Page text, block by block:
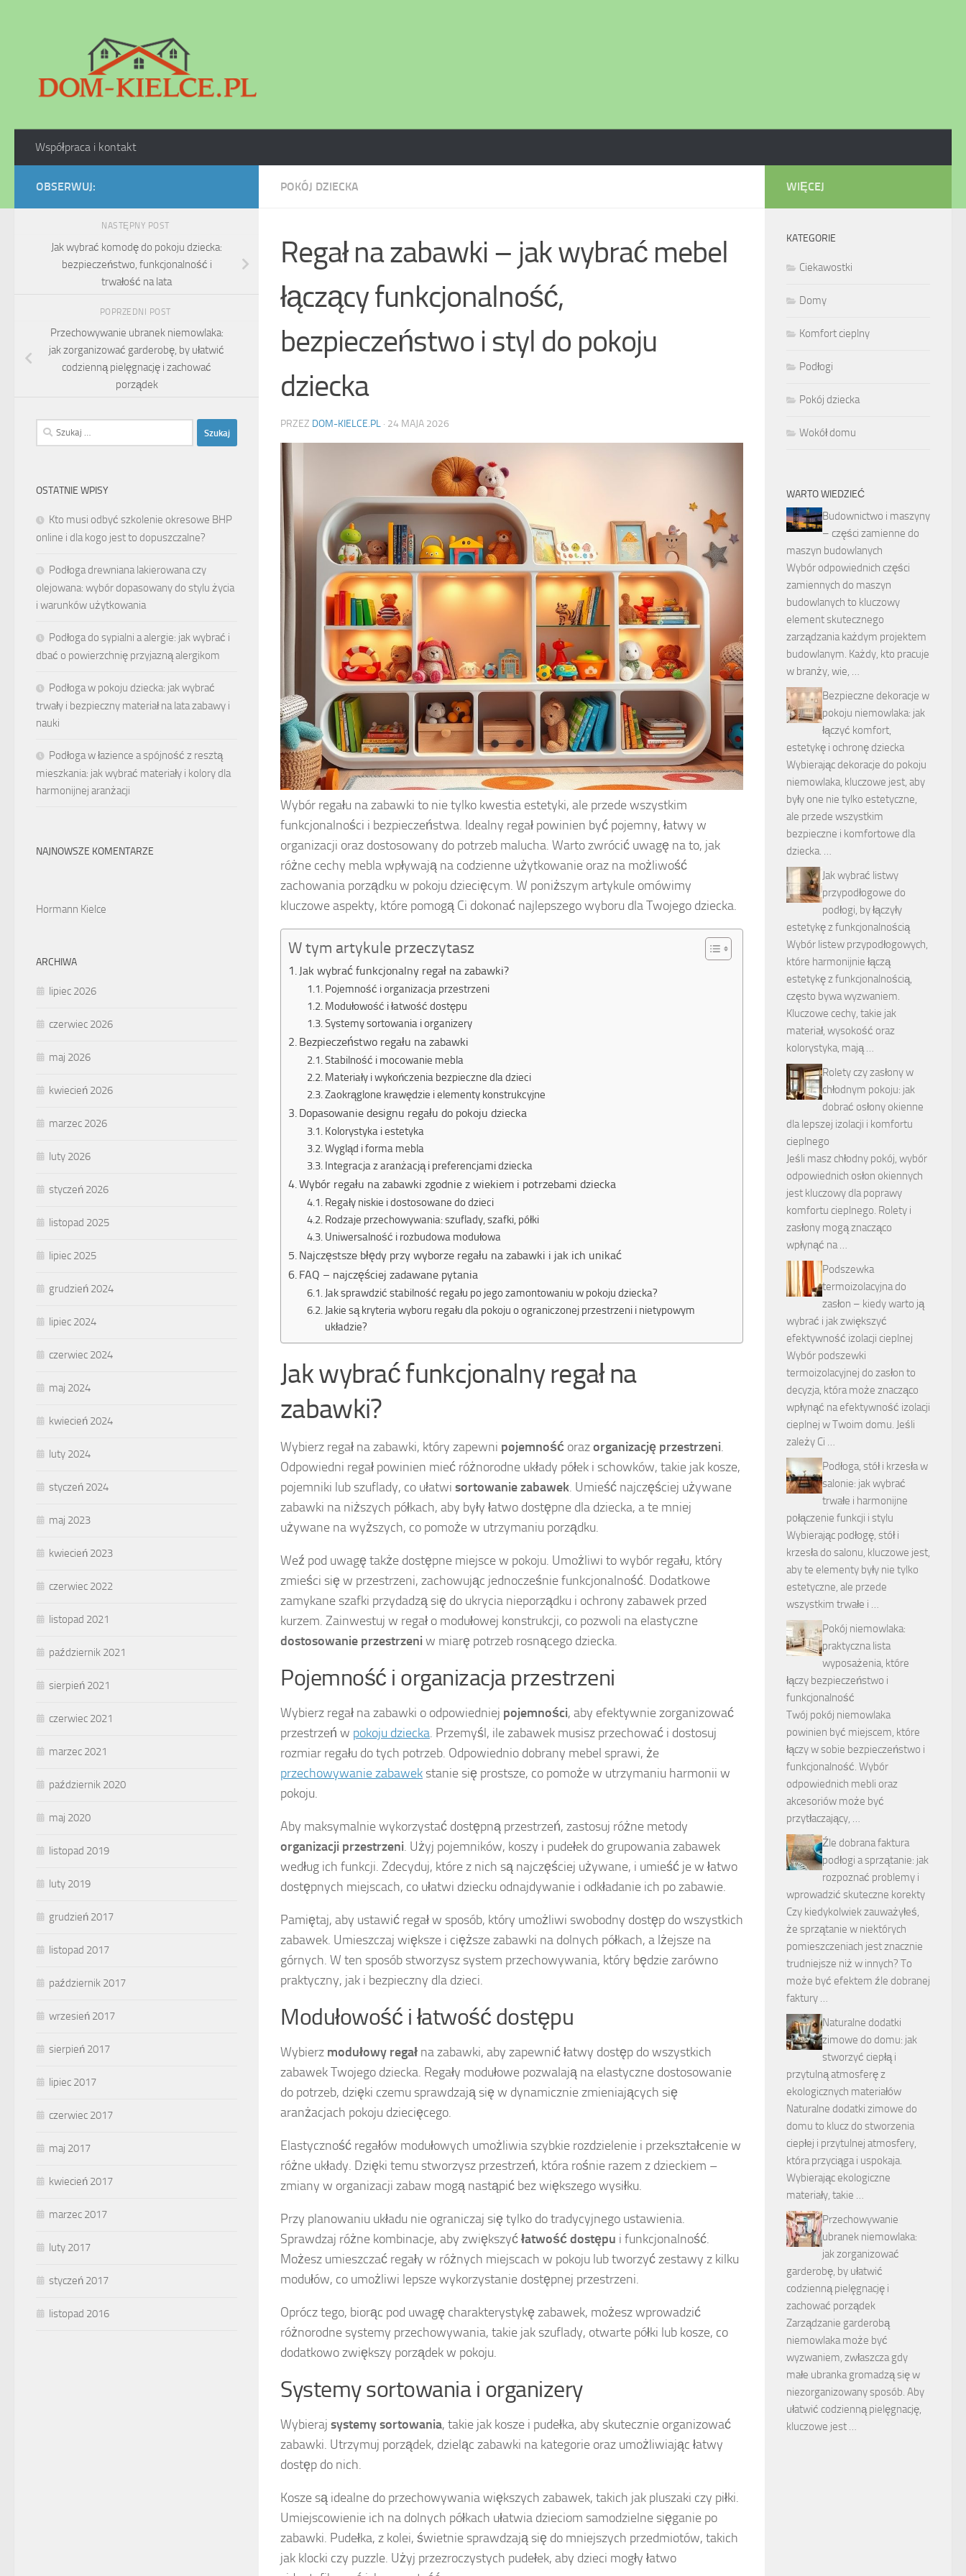
Współpraca i kontakt
POKÓJ DZIECKA
Regał na zabawki – jak wybrać mebel
łączący funkcjonalność,
bezpieczeństwo i styl do pokoju
dziecka
PRZEZ DOM-KIELCE.PL · 24 MAJA 2026
Wybór regału na zabawki to nie tylko kwestia estetyki, ale przede wszystkim
funkcjonalności i bezpieczeństwa. Idealny regał powinien być pojemny, łatwy w
organizacji oraz dostosowany do potrzeb malucha. Warto zwrócić uwagę na to, jak
różne cechy mebla wpływają na codzienne użytkowanie oraz na możliwość
zachowania porządku w pokoju dziecięcym. W poniższym artykule omówimy
kluczowe aspekty, które pomogą Ci dokonać najlepszego wyboru dla Twojego dziecka.
W tym artykule przeczytasz
Jak wybrać funkcjonalny regał na zabawki?
Pojemność i organizacja przestrzeni
Modułowość i łatwość dostępu
Systemy sortowania i organizery
Bezpieczeństwo regału na zabawki
Stabilność i mocowanie mebla
Materiały i wykończenia bezpieczne dla dzieci
Zaokrąglone krawędzie i elementy konstrukcyjne
Dopasowanie designu regału do pokoju dziecka
Kolorystyka i estetyka
Wygląd i forma mebla
Integracja z aranżacją i preferencjami dziecka
Wybór regału na zabawki zgodnie z wiekiem i potrzebami dziecka
Regały niskie i dostosowane do dzieci
Rodzaje przechowywania: szuflady, szafki, półki
Uniwersalność i rozbudowa modułowa
Najczęstsze błędy przy wyborze regału na zabawki i jak ich unikać
FAQ – najczęściej zadawane pytania
Jak sprawdzić stabilność regału po jego zamontowaniu w pokoju dziecka?
Jakie są kryteria wyboru regału dla pokoju o ograniczonej przestrzeni i nietypowym
układzie?
Jak wybrać funkcjonalny regał na
zabawki?
Wybierz regał na zabawki, który zapewni pojemność orazorganizację przestrzeni.
Odpowiedni regał powinien mieć różnorodne układy półek i schowków, takie jak kosze,
pojemniki lub szuflady, co ułatwi sortowanie zabawek. Umieść najczęściej używane
zabawki na niższych półkach, aby były łatwo dostępne dla dziecka, a te mniej
używane na wyższych, co pomoże w utrzymaniu porządku.
Weź pod uwagę także dostępne miejsce w pokoju. Umożliwi to wybór regału, który
zmieści się w przestrzeni, zachowując jednocześnie funkcjonalność. Dodatkowe
zamykane szafki przydadzą się do ukrycia nieporządku i ochrony zabawek przed
kurzem. Zainwestuj w regał o modułowej konstrukcji, co pozwoli na elastyczne
dostosowanie przestrzeni w miarę potrzeb rosnącego dziecka.
Pojemność i organizacja przestrzeni
Wybierz regał na zabawki o odpowiedniej pojemności, aby efektywnie zorganizować
przestrzeń w pokoju dziecka. Przemyśl, ile zabawek musisz przechować i dostosuj
rozmiar regału do tych potrzeb. Odpowiednio dobrany mebel sprawi, że
przechowywanie zabawek stanie się prostsze, co pomoże w utrzymaniu harmonii w
pokoju.
Aby maksymalnie wykorzystać dostępną przestrzeń, zastosuj różne metody
organizacji przestrzeni. Użyj pojemników, koszy i pudełek do grupowania zabawek
według ich funkcji. Zdecyduj, które z nich są najczęściej używane, i umieść je w łatwo
dostępnych miejscach, co ułatwi dziecku odnajdywanie i odkładanie ich po zabawie.
Pamiętaj, aby ustawić regał w sposób, który umożliwi swobodny dostęp do wszystkich
zabawek. Umieszczaj większe i cięższe zabawki na dolnych półkach, a lżejsze na
górnych. W ten sposób stworzysz system przechowywania, który będzie zarówno
praktyczny, jak i bezpieczny dla dzieci.
Modułowość i łatwość dostępu
Wybierz modułowy regał na zabawki, aby zapewnić łatwy dostęp do wszystkich
zabawek Twojego dziecka. Regały modułowe pozwalają na elastyczne dostosowanie
do potrzeb, dzięki czemu sprawdzają się w dynamicznie zmieniających się
aranżacjach pokoju dziecięcego.
Elastyczność regałów modułowych umożliwia szybkie rozdzielenie i przekształcenie w
różne układy. Dzięki temu stworzysz przestrzeń, która rośnie razem z dzieckiem –
zmiany w organizacji zabaw mogą nastąpić bez większego wysiłku.
Przy planowaniu układu nie ograniczaj się tylko do tradycyjnego ustawienia.
Sprawdzaj różne kombinacje, aby zwiększyćłatwość dostępu i funkcjonalność.
Możesz umieszczać regały w różnych miejscach w pokoju lub tworzyć zestawy z kilku
modułów, co umożliwi lepsze wykorzystanie dostępnej przestrzeni.
Oprócz tego, biorąc pod uwagę charakterystykę zabawek, możesz wprowadzić
różnorodne systemy przechowywania, takie jak szuflady, otwarte półki lub kosze, co
dodatkowo zwiększy porządek w pokoju.
Systemy sortowania i organizery
Wybieraj systemy sortowania, takie jak kosze i pudełka, aby skutecznie organizować
zabawki. Utrzymuj porządek, dzieląc zabawki na kategorie oraz umożliwiając łatwy
dostęp do nich.
Kosze są idealne do przechowywania większych zabawek, takich jak pluszaki czy piłki.
Umiejscowienie ich na dolnych półkach ułatwia dzieciom samodzielne sięganie po
zabawki. Pudełka, z kolei, świetnie sprawdzają się do mniejszych przedmiotów, takich
jak klocki czy puzzle. Użyj przezroczystych pudełek, aby dzieci mogły łatwo
OBSERWUJ:
NASTĘPNY POST
Jak wybrać komodę do pokoju dziecka:
bezpieczeństwo, funkcjonalność i
trwałość na lata
POPRZEDNI POST
Przechowywanie ubranek niemowlaka:
jak zorganizować garderobę, by ułatwić
codzienną pielęgnację i zachować
porządek
Szukaj:
OSTATNIE WPISY
Kto musi odbyć szkolenie okresowe BHP
online i dla kogo jest to dopuszczalne?
Podłoga drewniana lakierowana czy
olejowana: wybór dopasowany do stylu życia
i warunków użytkowania
Podłoga do sypialni a alergie: jak wybrać i
dbać o powierzchnię przyjazną alergikom
Podłoga w pokoju dziecka: jak wybrać
trwały i bezpieczny materiał na lata zabawy i
nauki
Podłoga w łazience a spójność z resztą
mieszkania: jak wybrać materiały i kolory dla
harmonijnej aranżacji
NAJNOWSZE KOMENTARZE
Hormann Kielce
ARCHIWA
lipiec 2026
czerwiec 2026
maj 2026
kwiecień 2026
marzec 2026
luty 2026
styczeń 2026
listopad 2025
lipiec 2025
grudzień 2024
lipiec 2024
czerwiec 2024
maj 2024
kwiecień 2024
luty 2024
styczeń 2024
maj 2023
kwiecień 2023
czerwiec 2022
listopad 2021
październik 2021
sierpień 2021
czerwiec 2021
marzec 2021
październik 2020
maj 2020
listopad 2019
luty 2019
grudzień 2017
listopad 2017
październik 2017
wrzesień 2017
sierpień 2017
lipiec 2017
czerwiec 2017
maj 2017
kwiecień 2017
marzec 2017
luty 2017
styczeń 2017
listopad 2016
WIĘCEJ
KATEGORIE
Ciekawostki
Domy
Komfort cieplny
Podłogi
Pokój dziecka
Wokół domu
WARTO WIEDZIEĆ
Budownictwo i maszyny
– części zamienne do
maszyn budowlanych
Wybór odpowiednich części
zamiennych do maszyn
budowlanych to kluczowy
element skutecznego
zarządzania każdym projektem
budowlanym. Każdy, kto pracuje
w branży, wie, …
Bezpieczne dekoracje w
pokoju niemowlaka: jak
łączyć komfort,
estetykę i ochronę dziecka
Wybierając dekoracje do pokoju
niemowlaka, kluczowe jest, aby
były one nie tylko estetyczne,
ale przede wszystkim
bezpieczne i komfortowe dla
dziecka. …
Jak wybrać listwy
przypodłogowe do
podłogi, by łączyły
estetykę z funkcjonalnością
Wybór listew przypodłogowych,
które harmonijnie łączą
estetykę z funkcjonalnością,
często bywa wyzwaniem.
Kluczowe cechy, takie jak
materiał, wysokość oraz
kolorystyka, mają …
Rolety czy zasłony w
chłodnym pokoju: jak
dobrać osłony okienne
dla lepszej izolacji i komfortu
cieplnego
Jeśli masz chłodny pokój, wybór
odpowiednich osłon okiennych
jest kluczowy dla poprawy
komfortu cieplnego. Rolety i
zasłony mogą znacząco
wpłynąć na …
Podszewka
termoizolacyjna do
zasłon – kiedy warto ją
wybrać i jak zwiększyć
efektywność izolacji cieplnej
Wybór podszewki
termoizolacyjnej do zasłon to
decyzja, która może znacząco
wpłynąć na efektywność izolacji
cieplnej w Twoim domu. Jeśli
zależy Ci …
Podłoga, stół i krzesła w
salonie: jak wybrać
trwałe i harmonijne
połączenie funkcji i stylu
Wybierając podłogę, stół i
krzesła do salonu, kluczowe jest,
aby te elementy były nie tylko
estetyczne, ale przede
wszystkim trwałe i …
Pokój niemowlaka:
praktyczna lista
wyposażenia, które
łączy bezpieczeństwo i
funkcjonalność
Twój pokój niemowlaka
powinien być miejscem, które
łączy w sobie bezpieczeństwo i
funkcjonalność. Wybór
odpowiednich mebli oraz
akcesoriów może być
przytłaczający, …
Źle dobrana faktura
podłogi a sprzątanie: jak
rozpoznać problemy i
wprowadzić skuteczne korekty
Czy kiedykolwiek zauważyłeś,
że sprzątanie w niektórych
pomieszczeniach jest znacznie
trudniejsze niż w innych? To
może być efektem źle dobranej
faktury …
Naturalne dodatki
zimowe do domu: jak
stworzyć ciepłą i
przytulną atmosferę z
ekologicznych materiałów
Naturalne dodatki zimowe do
domu to klucz do stworzenia
ciepłej i przytulnej atmosfery,
która przyciąga i uspokaja.
Wybierając ekologiczne
materiały, takie …
Przechowywanie
ubranek niemowlaka:
jak zorganizować
garderobę, by ułatwić
codzienną pielęgnację i
zachować porządek
Zarządzanie garderobą
niemowlaka może być
wyzwaniem, zwłaszcza gdy
małe ubranka gromadzą się w
niezorganizowany sposób. Aby
ułatwić codzienną pielęgnację,
kluczowe jest …